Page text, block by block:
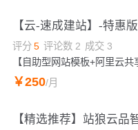
【云-速成建站】-特惠版
评分 5 评论数 2 成交 3
￥250/月